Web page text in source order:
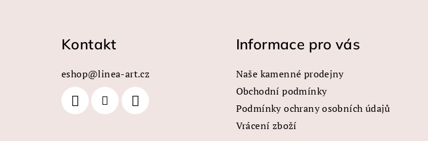
Kontakt
eshop@linea-art.cz
Informace pro vás
Naše kamenné prodejny
Obchodní podmínky
Podmínky ochrany osobních údajů
Vrácení zboží